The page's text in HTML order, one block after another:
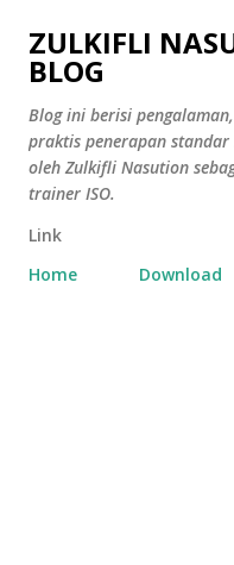
Skip
ZULKIFLI
BLOG
Blog ini berisi
praktis penerapan standar
oleh Zulkifli Nasution
trainer ISO.
Link
Home
Download